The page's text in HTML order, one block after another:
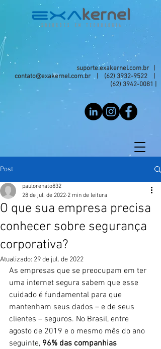
suporte.exakernel.com.br |
contato@exakernel.com.br| (62) 3932-9522
(62) 3942-0081
Post
O que sua empresa precisa
conhecer sobre segurança
corporativa?
paulorenato832
28 de jul. de 2022 2 min de leitura
Atualizado: 29 de jul. de 2022
As empresas que se preocupam em ter
uma internet segura sabem que esse
cuidado é fundamental para que
mantenham seus dados – e de seus
clientes – seguros. No Brasil, entre
agosto de 2019 e o mesmo mês do ano
seguinte, 96% das companhias